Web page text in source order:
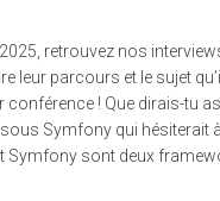
retrouvez nos
leur parcours et le sujet
conférence ! Que dirais-tu
Symfony qui hésiterait
Symfony sont deux